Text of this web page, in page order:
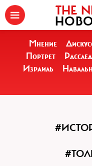
THE
Мнение
Портрет
Израиль